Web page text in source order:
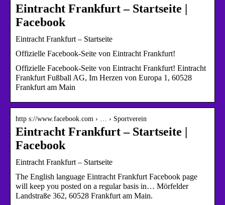
Eintracht Frankfurt – Startseite |
Facebook
Eintracht Frankfurt – Startseite
Offizielle Facebook-Seite von Eintracht Frankfurt!
Offizielle Facebook-Seite von Eintracht Frankfurt! Eintracht
Frankfurt Fußball AG, Im Herzen von Europa 1, 60528
Frankfurt am Main
http s://www.facebook.com › … › Sportverein
Eintracht Frankfurt – Startseite |
Facebook
Eintracht Frankfurt – Startseite
The English language Eintracht Frankfurt Facebook page
will keep you posted on a regular basis in… Mörfelder
Landstraße 362, 60528 Frankfurt am Main.